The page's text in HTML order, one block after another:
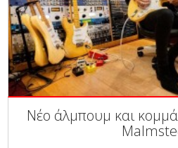
Νέο άλμπουμ και